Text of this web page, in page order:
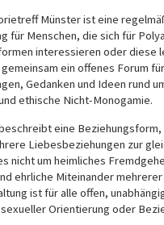
Münster ist eine
für Menschen, die sich für
interessieren oder diese
ein offenes Forum
Gedanken und Ideen rund
ethische Nicht-Monogamie.
eine Beziehungsform,
Liebesbeziehungen zur
nicht um heimliches
ehrliche Miteinander mehrerer
ist für alle offen,
Orientierung oder